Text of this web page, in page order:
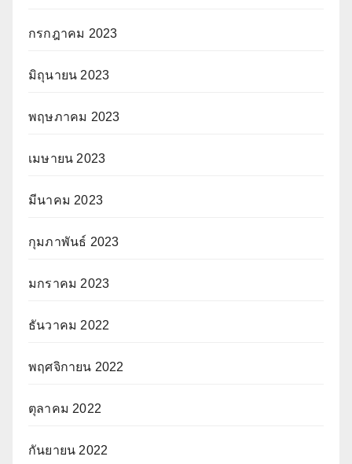
กรกฎาคม 2023
มิถุนายน 2023
พฤษภาคม 2023
เมษายน 2023
มีนาคม 2023
กุมภาพันธ์ 2023
มกราคม 2023
ธันวาคม 2022
พฤศจิกายน 2022
ตุลาคม 2022
กันยายน 2022